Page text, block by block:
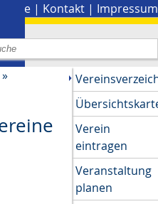
Presse | Kontakt | Impressum
»
Verein
eintragen
Veranstaltung
planen